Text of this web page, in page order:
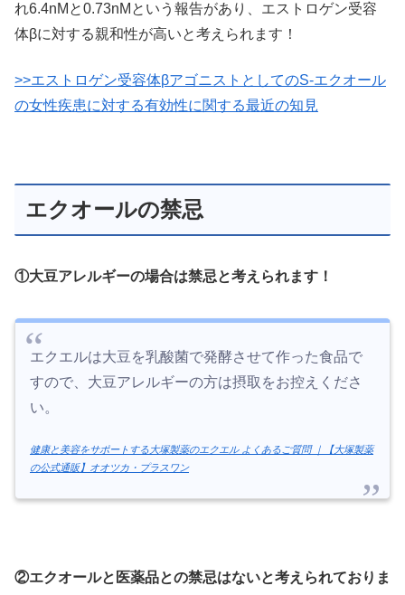
れ6.4nMと0.73nMという報告があり、エストロゲン受容
体βに対する親和性が高いと考えられます！
>>エストロゲン受容体βアゴニストとしてのS-エクオール
の女性疾患に対する有効性に関する最近の知見
エクオールの禁忌
①大豆アレルギーの場合は禁忌と考えられます！
エクエルは大豆を乳酸菌で発酵させて作った食品で
すので、大豆アレルギーの方は摂取をお控えくださ
い。
健康と美容をサポートする大塚製薬のエクエル よくあるご質問 ｜【大塚製薬
の公式通販】オオツカ・プラスワン
②エクオールと医薬品との禁忌はないと考えられておりま